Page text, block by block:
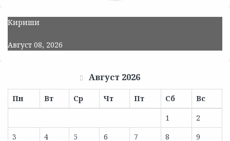
Кириши
Август 08, 2026
Август 2026
Пн Вт Ср Чт Пт Сб
Вс
1
2
3
4 5 6 7 8 9